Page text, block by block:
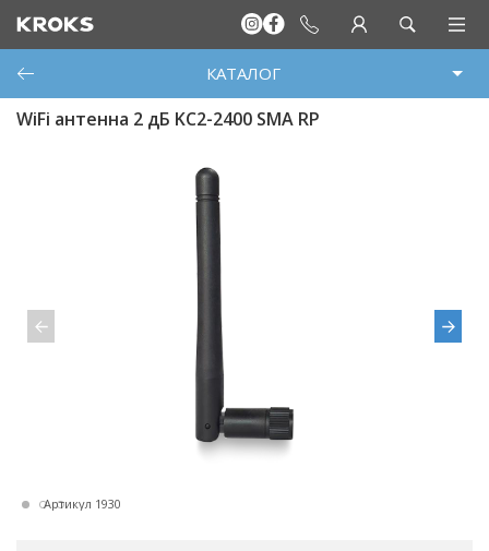
КАТАЛОГ
WiFi антенна 2 дБ KC2-2400 SMA RP
Артикул 1930